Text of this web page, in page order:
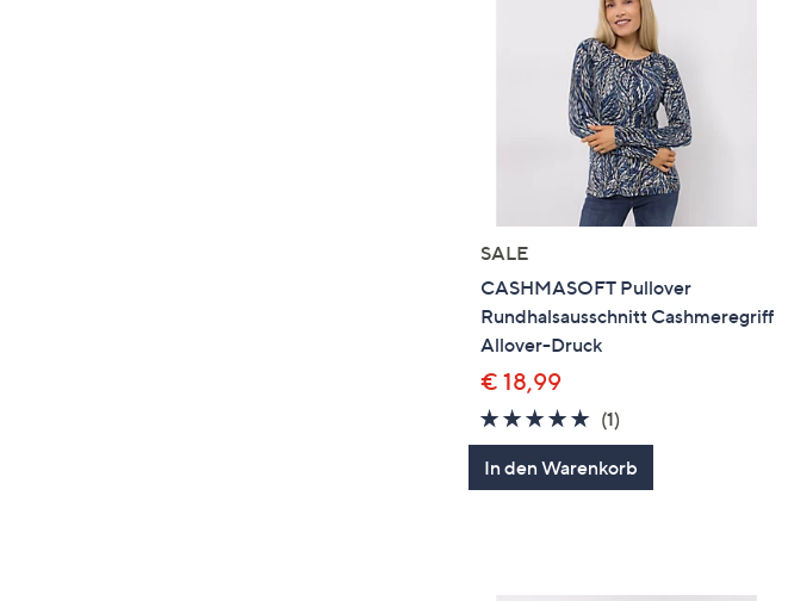
SALE
CASHMASOFT Pullover
Rundhalsausschnitt Cashmeregriff
Allover-Druck
€ 18,99
5.0
von
5
(1)1
Bewertungen
In den Warenkorb